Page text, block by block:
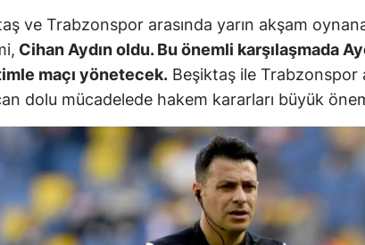
Mersin
İstanbul
İzmir
Kars
Kastamonu
Kayseri
ve Trabzonspor arasında yarın akşam
Cihan Aydın oldu. Bu önemli karşılaşmada
maçı yönetecek. Beşiktaş ile Trabzonspor
dolu mücadelede hakem kararları büyük